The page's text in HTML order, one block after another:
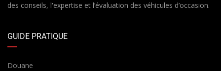
des conseils, l'expertise et l’évaluation des véhicules d’occasion.
GUIDE PRATIQUE
Douane